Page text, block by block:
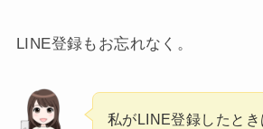
LINE登録もお忘れなく。
私がLINE登録したと